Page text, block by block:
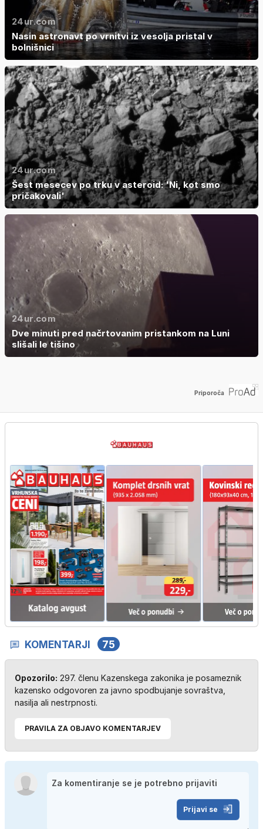
24ur.com
Nasin astronavt po vrnitvi iz vesolja pristal v
bolnišnici
24ur.com
Šest mesecev po trku v asteroid: 'Ni, kot smo
pričakovali'
24ur.com
Dve minuti pred načrtovanim pristankom na Luni
slišali le tišino
Priporoča
KOMENTARJI 75
Opozorilo: 297. členu Kazenskega zakonika je posameznik
kazensko odgovoren za javno spodbujanje sovraštva,
nasilja ali nestrpnosti.
PRAVILA ZA OBJAVO KOMENTARJEV
Prijavi se